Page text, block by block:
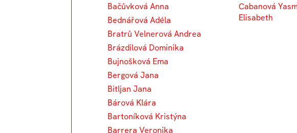
Bačůvková Anna
Bednářová Adéla
Bratrů Velnerová Andrea
Brázdilová Dominika
Bujnošková Ema
Bergová Jana
Bitljan Jana
Bárová Klára
Bartoníková Kristýna
Barrera Veronika
Cabanová
Elisabeth